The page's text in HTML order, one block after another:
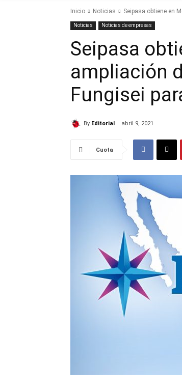
Inicio Noticias Seipasa obtiene en
Noticias Noticias de empresas
Seipasa
ampliación
Fungisei
By Editorial abril 9, 2021
Cuota